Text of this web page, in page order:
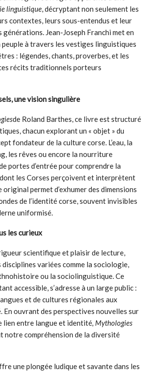
linguistique, décryptant non seulement les
contextes, leurs sous-entendus et leur
générations. Jean-Joseph Franchi met en
peuple à travers les vestiges linguistiques
: légendes, chants, proverbes, et les
récits traditionnels porteurs
une vision singulière
de Roland Barthes, ce livre est structuré
chacun explorant un « objet » du
fondateur de la culture corse. L’eau, la
les rêves ou encore la nourriture
portes d’entrée pour comprendre la
les Corses perçoivent et interprètent
original permet d’exhumer des dimensions
de l’identité corse, souvent invisibles
uniformisé.
les curieux
scientifique et plaisir de lecture,
disciplines variées comme la sociologie,
ou la sociolinguistique. Ce
accessible, s’adresse à un large public :
et de cultures régionales aux
En ouvrant des perspectives nouvelles sur
lien entre langue et identité, Mythologies
notre compréhension de la diversité
une plongée ludique et savante dans les